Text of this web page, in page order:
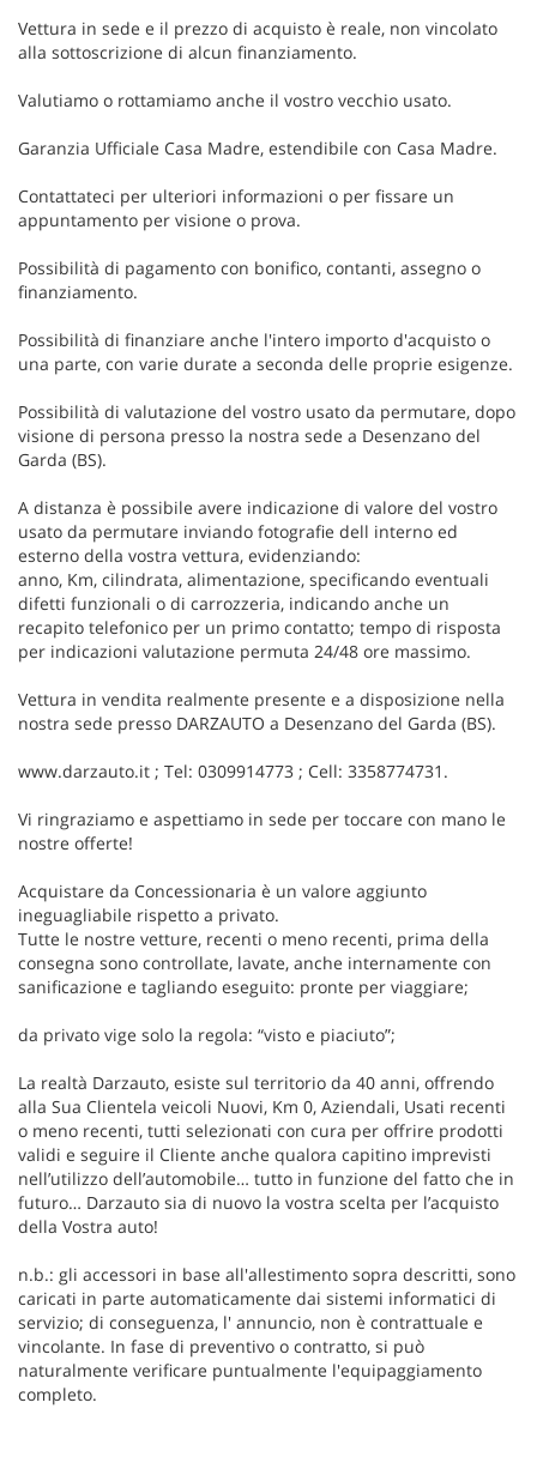
Vettura in sede e il prezzo di acquisto è reale, non vincolato
alla sottoscrizione di alcun finanziamento.
Valutiamo o rottamiamo anche il vostro vecchio usato.
Garanzia Ufficiale Casa Madre, estendibile con Casa Madre.
Contattateci per ulteriori informazioni o per fissare un
appuntamento per visione o prova.
Possibilità di pagamento con bonifico, contanti, assegno o
finanziamento.
Possibilità di finanziare anche l'intero importo d'acquisto o
una parte, con varie durate a seconda delle proprie esigenze.
Possibilità di valutazione del vostro usato da permutare, dopo
visione di persona presso la nostra sede a Desenzano del
Garda (BS).
A distanza è possibile avere indicazione di valore del vostro
usato da permutare inviando fotografie dell interno ed
esterno della vostra vettura, evidenziando:
anno, Km, cilindrata, alimentazione, specificando eventuali
difetti funzionali o di carrozzeria, indicando anche un
recapito telefonico per un primo contatto; tempo di risposta
per indicazioni valutazione permuta 24/48 ore massimo.
Vettura in vendita realmente presente e a disposizione nella
nostra sede presso DARZAUTO a Desenzano del Garda (BS).
www.darzauto.it ; Tel: 0309914773 ; Cell: 3358774731.
Vi ringraziamo e aspettiamo in sede per toccare con mano le
nostre offerte!
Acquistare da Concessionaria è un valore aggiunto
ineguagliabile rispetto a privato.
Tutte le nostre vetture, recenti o meno recenti, prima della
consegna sono controllate, lavate, anche internamente con
sanificazione e tagliando eseguito: pronte per viaggiare;
da privato vige solo la regola: “visto e piaciuto”;
La realtà Darzauto, esiste sul territorio da 40 anni, offrendo
alla Sua Clientela veicoli Nuovi, Km 0, Aziendali, Usati recenti
o meno recenti, tutti selezionati con cura per offrire prodotti
validi e seguire il Cliente anche qualora capitino imprevisti
nell’utilizzo dell’automobile… tutto in funzione del fatto che in
futuro… Darzauto sia di nuovo la vostra scelta per l’acquisto
della Vostra auto!
n.b.: gli accessori in base all'allestimento sopra descritti, sono
caricati in parte automaticamente dai sistemi informatici di
servizio; di conseguenza, l' annuncio, non è contrattuale e
vincolante. In fase di preventivo o contratto, si può
naturalmente verificare puntualmente l'equipaggiamento
completo.